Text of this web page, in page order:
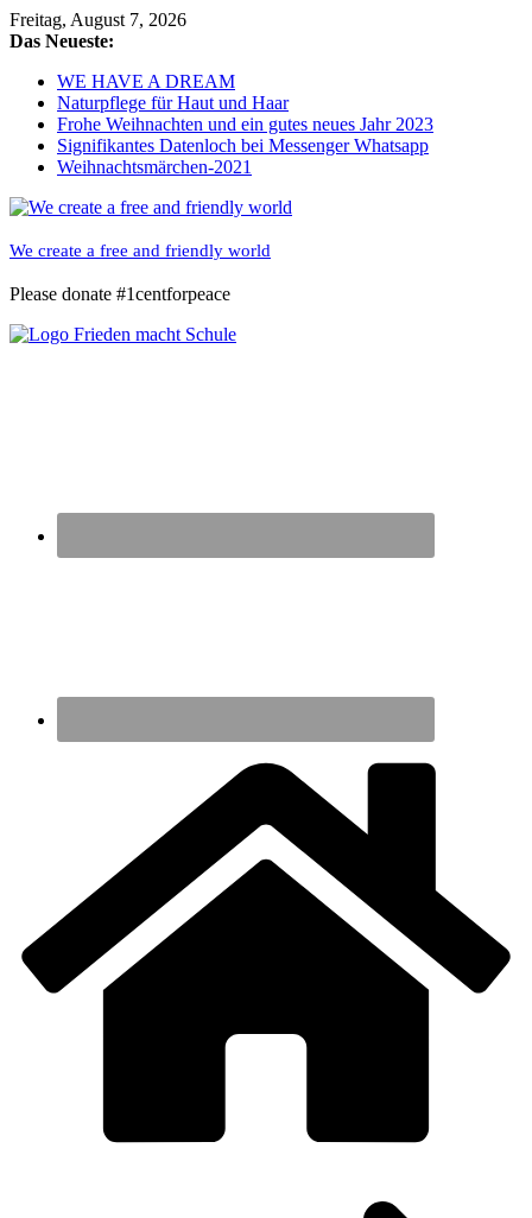
Skip
to
Freitag, August 7, 2026
Das Neueste:
WE HAVE A DREAM
Naturpflege für Haut und Haar
Frohe Weihnachten und ein gutes neues Jahr 2023
Signifikantes Datenloch bei Messenger Whatsapp
Weihnachtsmärchen-2021
We create a free and friendly world
Please donate #1centforpeace